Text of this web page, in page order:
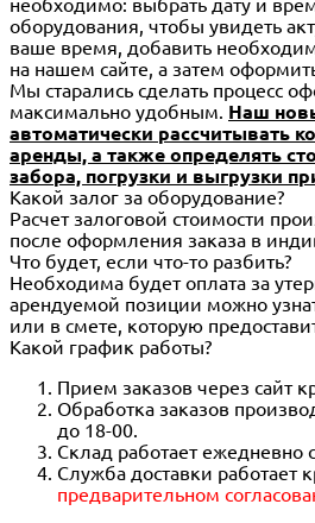
необходимо: выбрать дату и
оборудования, чтобы увидеть
ваше время, добавить
на нашем сайте, а затем
Мы старались сделать процесс
максимально удобным. Наш
автоматически рассчитывать
аренды, а также определять
забора, погрузки и выгрузки
Какой залог за оборудование?
Расчет залоговой стоимости
после оформления заказа в
Что будет, если что-то разбить?
Необходима будет оплата за
арендуемой позиции можно
или в смете, которую
Какой график работы?
Прием заказов через сайт
Обработка заказов
до 18-00.
Склад работает ежедневно
Служба доставки работает
предварительном